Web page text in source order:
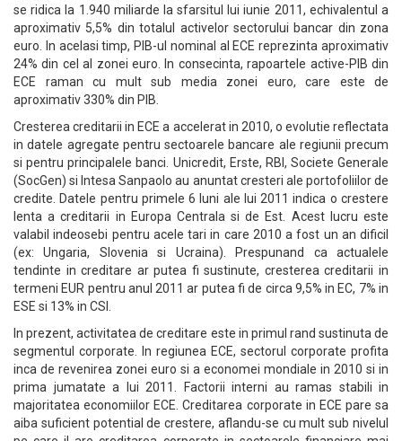
se ridica la 1.940 miliarde la sfarsitul lui iunie 2011, echivalentul a
aproximativ 5,5% din totalul activelor sectorului bancar din zona
euro. In acelasi timp, PIB-ul nominal al ECE reprezinta aproximativ
24% din cel al zonei euro. In consecinta, rapoartele active-PIB din
ECE raman cu mult sub media zonei euro, care este de
aproximativ 330% din PIB.
Cresterea creditarii in ECE a accelerat in 2010, o evolutie reflectata
in datele agregate pentru sectoarele bancare ale regiunii precum
si pentru principalele banci. Unicredit, Erste, RBI, Societe Generale
(SocGen) si Intesa Sanpaolo au anuntat cresteri ale portofoliilor de
credite. Datele pentru primele 6 luni ale lui 2011 indica o crestere
lenta a creditarii in Europa Centrala si de Est. Acest lucru este
valabil indeosebi pentru acele tari in care 2010 a fost un an dificil
(ex: Ungaria, Slovenia si Ucraina). Prespunand ca actualele
tendinte in creditare ar putea fi sustinute, cresterea creditarii in
termeni EUR pentru anul 2011 ar putea fi de circa 9,5% in EC, 7% in
ESE si 13% in CSI.
In prezent, activitatea de creditare este in primul rand sustinuta de
segmentul corporate. In regiunea ECE, sectorul corporate profita
inca de revenirea zonei euro si a economei mondiale in 2010 si in
prima jumatate a lui 2011. Factorii interni au ramas stabili in
majoritatea economiilor ECE. Creditarea corporate in ECE pare sa
aiba suficient potential de crestere, aflandu-se cu mult sub nivelul